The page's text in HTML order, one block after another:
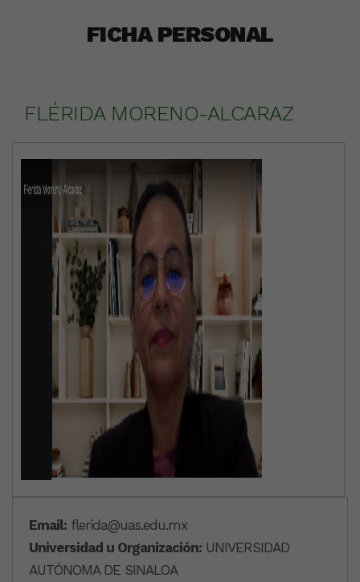
FICHA PERSONAL
FLÉRIDA MORENO-ALCARAZ
Email: flerida@uas.edu.mx
Universidad u Organización: UNIVERSIDAD
AUTÓNOMA DE SINALOA